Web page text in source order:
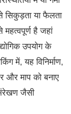
सिकुड़ता या फैलता
है जहां
उपयोग के
में, यह विनिर्माण,
और माप को बनाए
जैसी